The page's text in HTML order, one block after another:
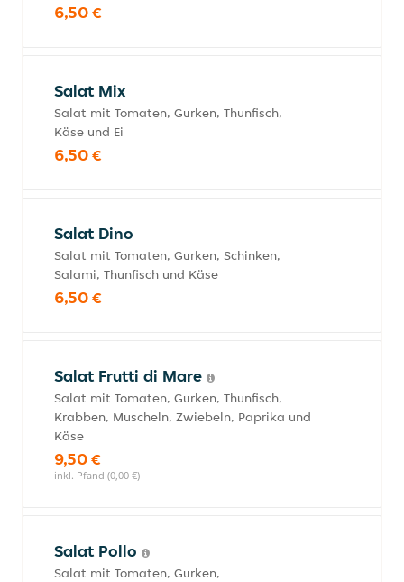
6,50 €
Salat Mix
Salat mit Tomaten, Gurken, Thunfisch,
Käse und Ei
6,50 €
Salat Dino
Salat mit Tomaten, Gurken, Schinken,
Salami, Thunfisch und Käse
6,50 €
Salat Frutti di Mare
Salat mit Tomaten, Gurken, Thunfisch,
Krabben, Muscheln, Zwiebeln, Paprika und
Käse
9,50 €
inkl. Pfand (0,00 €)
Salat Pollo
Salat mit Tomaten, Gurken,